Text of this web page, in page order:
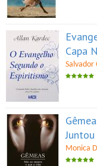
Capa
Salvador
Juntou
Monica